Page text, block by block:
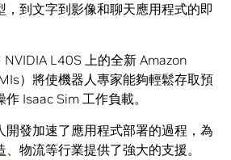
，到文字到影像和聊天應用程式的即
L40S 上的全新 Amazon
）將使機器人專家能夠輕鬆存取預
Isaac Sim 工作負載。
開發加速了應用程式部署的過程，為
、物流等行業提供了強大的支援。